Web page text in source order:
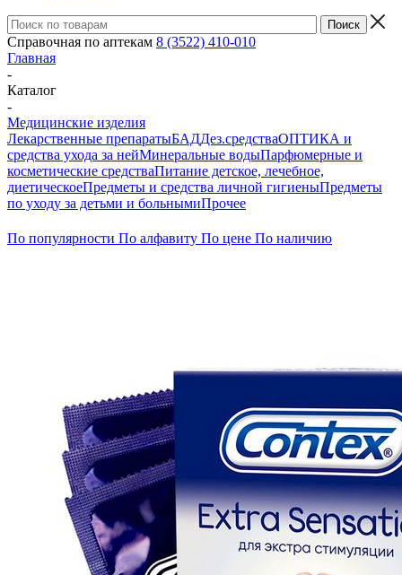
Справочная по аптекам 8 (3522) 410-010
Главная
-
Каталог
-
Медицинские изделия
Лекарственные препаратыБАДДез.средстваОПТИКА и
средства ухода за нейМинеральные водыПарфюмерные и
косметические средстваПитание детское, лечебное,
диетическоеПредметы и средства личной гигиеныПредметы
по уходу за детьми и больнымиПрочее
По популярности По алфавиту По цене По наличию